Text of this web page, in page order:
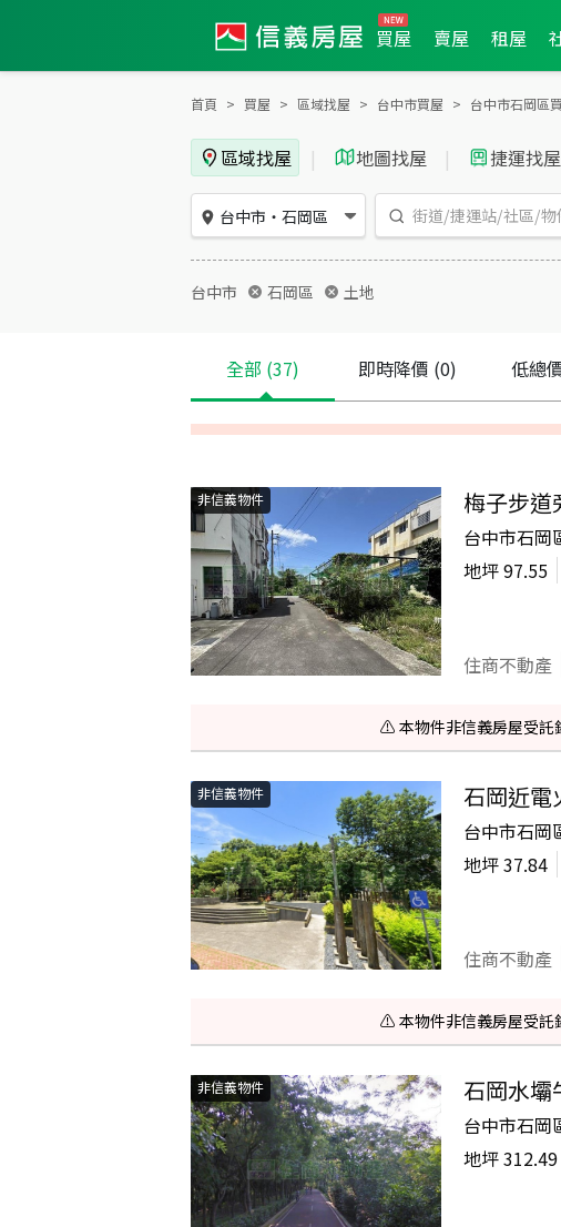
買屋 賣屋 租屋
首頁 買屋 區域找屋 台中市買屋 台中市石岡區
區域找屋 | 地圖找屋 | 捷運找屋
台中市 ・ 石岡區
台中市 石岡區 土地
全部 (37) 即時降價 (0) 低總
非信義物件 梅子步道
台中市石岡
地坪97.55
住商不動產
⚠️ 本物件非信義房屋受託
非信義物件 石岡近電
台中市石岡
地坪37.84
住商不動產
⚠️ 本物件非信義房屋受託
非信義物件 石岡水壩
台中市石岡
地坪312.49